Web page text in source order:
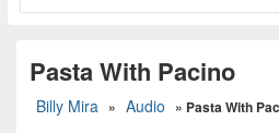
Pasta With Pacino
Billy Mira » Audio » Pasta With